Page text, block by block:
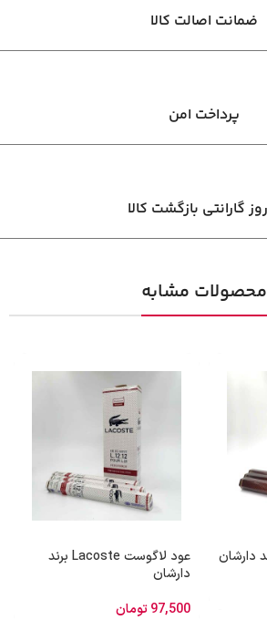
ضمانت اصالت کالا
پرداخت امن
محصولات مشابه
عود لاگوست Lacoste برند
دارشان
97,500تومان